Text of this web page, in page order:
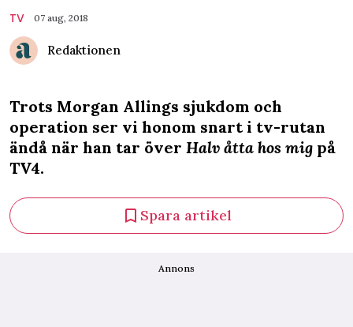
TV 07 aug, 2018
Redaktionen
Trots Morgan Allings sjukdom och
operation ser vi honom snart i tv-rutan
ändå när han tar över Halv åtta hos mig på
TV4.
Spara artikel
Annons